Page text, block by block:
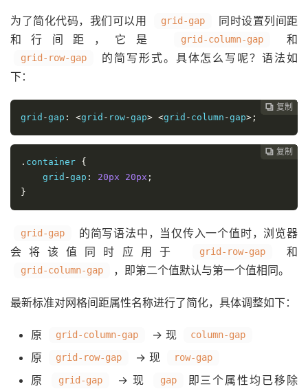
为了简化代码，我们可以用 grid-gap
同时设置列间距
和行间距，它是
grid-column-gap 和
grid-row-gap
的简写形式。具体怎么写呢？语法如
下：
 复制
 复制
 复制
 复制
 复制
 复制
 复制
 复制
 复制
 复制
 复制
 复制
 复制
 复制
 复制
 复制
 复制
 复制
 复制
 复制
 复制
 复制
 复制
 复制
 复制
 复制
 复制
 复制
grid -gap : <grid - row-gap> <grid - column -gap>;
 复制
 复制
 复制
 复制
 复制
 复制
 复制
 复制
 复制
 复制
 复制
 复制
 复制
 复制
 复制
 复制
 复制
 复制
 复制
 复制
 复制
 复制
 复制
 复制
 复制
 复制
 复制
. container {
    grid
-gap : 20px 20px ;
}
grid-gap
的简写语法中，当仅传入一个值时，浏览器
会将该值同时应用于
grid-row-gap 和
grid-column-gap ，即第二个值默认与第一个值相同。
最新标准对网格间距属性名称进行了简化，具体调整如下：
原 grid-column-gap → 现 column-gap
原 grid-row-gap → 现 row-gap
原 grid-gap → 现 gap 即三个属性均已移除